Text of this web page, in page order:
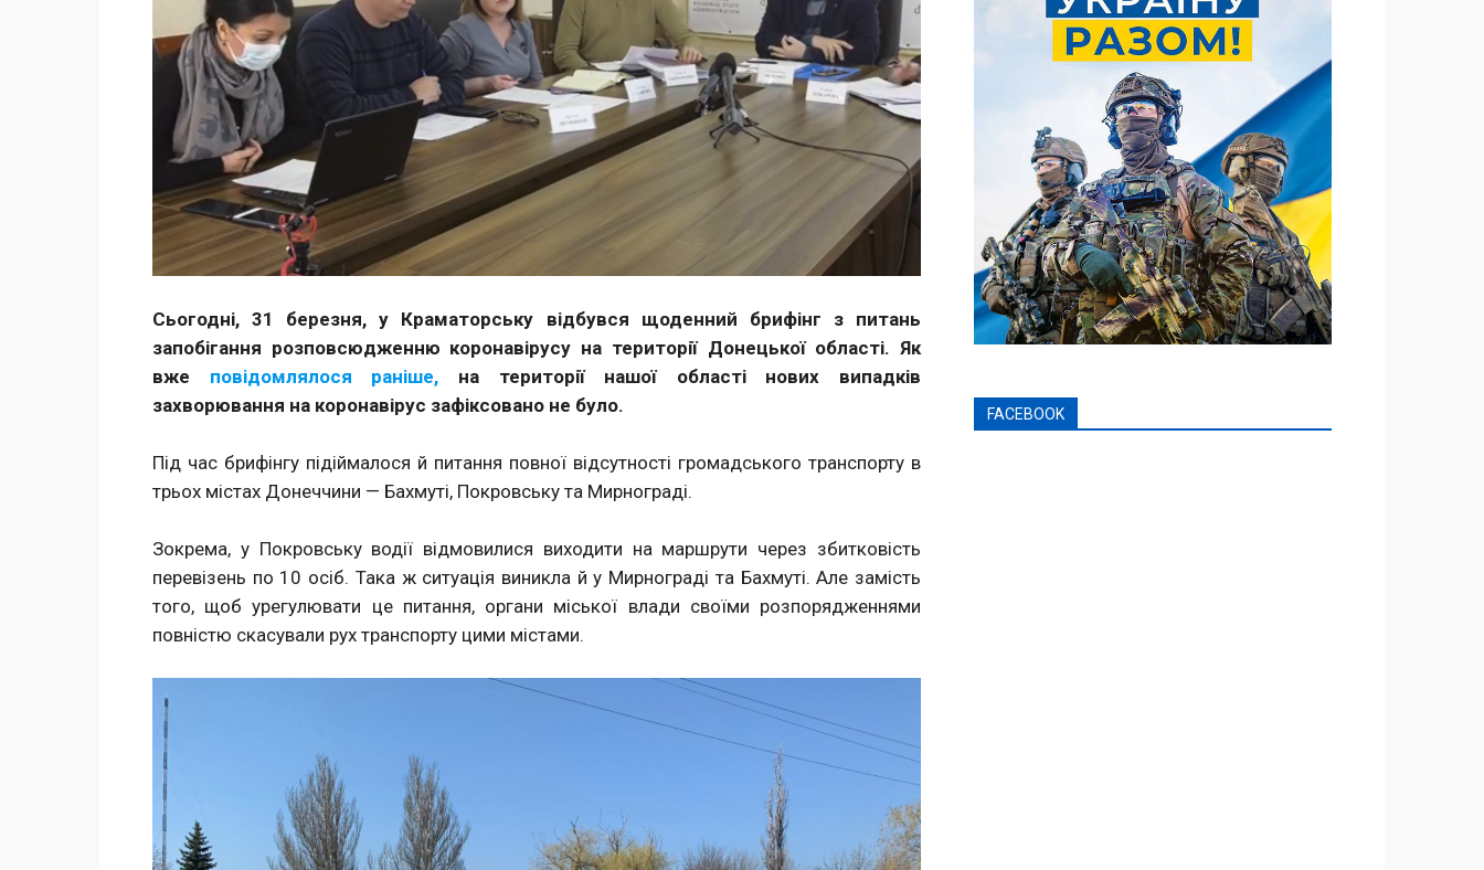
Сьогодні, 31 березня, у Краматорську відбувся щоденний брифінг з питань
запобігання розповсюдженню коронавірусу на території Донецької області. Як
вже повідомлялося раніше, на території нашої області нових випадків
захворювання на коронавірус зафіксовано не було.
Під час брифінгу підіймалося й питання повної відсутності громадського транспорту в
трьох містах Донеччини — Бахмуті, Покровську та Мирнограді.
Зокрема, у Покровську водії відмовилися виходити на маршрути через збитковість
перевізень по 10 осіб. Така ж ситуація виникла й у Мирнограді та Бахмуті. Але замість
того, щоб урегулювати це питання, органи міської влади своїми розпорядженнями
повністю скасували рух транспорту цими містами.
FACEBOOK